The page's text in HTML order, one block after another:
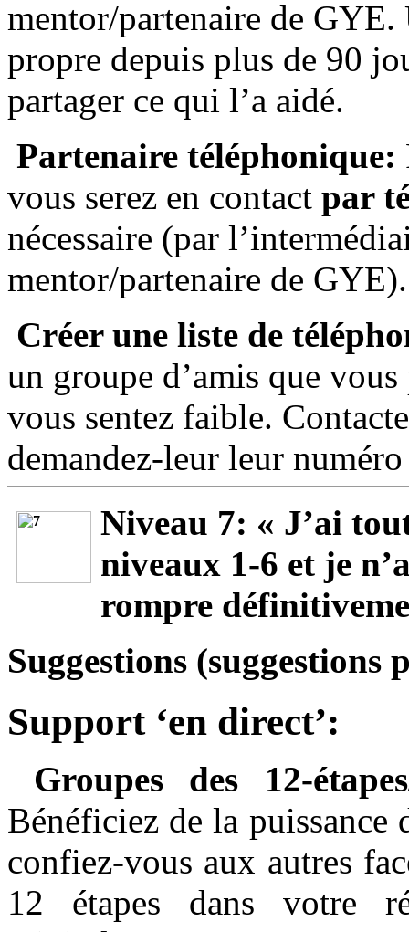
mentor/partenaire de GYE.
propre depuis plus de 90
partager ce qui l’a aidé.
Partenaire téléphonique:
vous serez en contact par
nécessaire (par
mentor/partenaire de GYE).
Créer une liste de
un groupe d’amis que
vous sentez faible.
demandez-leur leur
Niveau 7: « J’ai
niveaux 1-6 et je
rompre
Suggestions (suggestions
Support ‘en direct’:
Groupes des 12-
Bénéficiez de la puissance
confiez-vous aux autres
12 étapes dans votre